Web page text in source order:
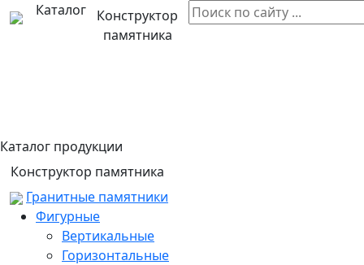
Каталог
Конструктор
памятника
Каталог продукции
Конструктор памятника
Гранитные памятники
Фигурные
Вертикальные
Горизонтальные